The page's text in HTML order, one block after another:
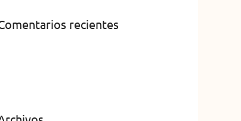
recientes